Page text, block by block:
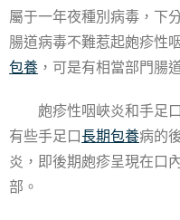
屬于一年夜種別病毒，下
腸道病毒不難惹起皰疹性
包養 ，可是有相當部門腸
皰疹性咽峽炎和手足
有些手足口長期包養病的
炎，即後期皰疹呈現在口
部。